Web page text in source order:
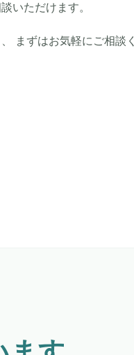
いただけます。
まずはお気軽にご相談く